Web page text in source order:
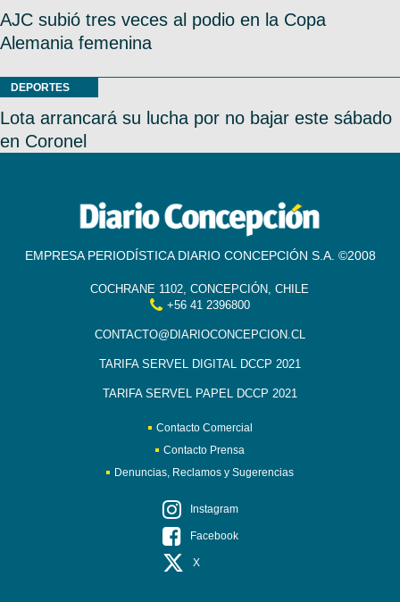
AJC subió tres veces al podio en la Copa
Alemania femenina
DEPORTES
Lota arrancará su lucha por no bajar este sábado
en Coronel
EMPRESA PERIODÍSTICA DIARIO CONCEPCIÓN S.A. ©2008
COCHRANE 1102, CONCEPCIÓN, CHILE
+56 41 2396800
CONTACTO@DIARIOCONCEPCION.CL
TARIFA SERVEL DIGITAL DCCP 2021
TARIFA SERVEL PAPEL DCCP 2021
Contacto Comercial
Contacto Prensa
Denuncias, Reclamos y Sugerencias
Instagram
Facebook
X